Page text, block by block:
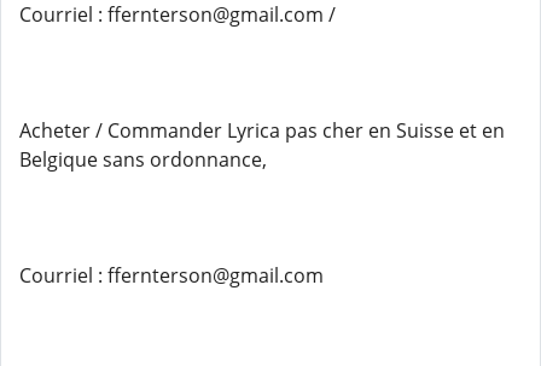
Courriel : ffernterson@gmail.com /
Acheter / Commander Lyrica pas cher en Suisse et en
Belgique sans ordonnance,
Courriel : ffernterson@gmail.com